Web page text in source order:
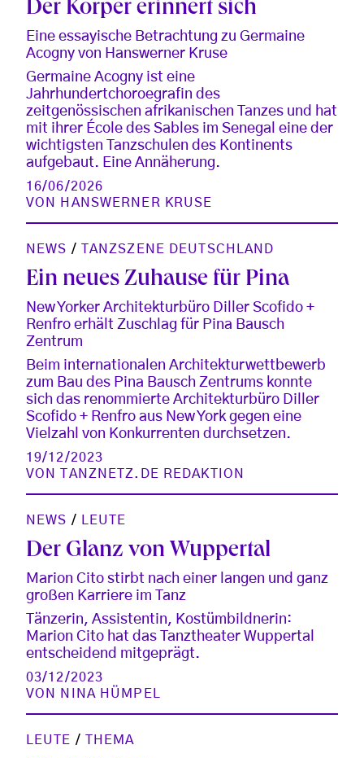
Der Körper erinnert sich
Eine essayische Betrachtung zu Germaine
Acogny von Hanswerner Kruse
Germaine Acogny ist eine
Jahrhundertchoroegrafin des
zeitgenössischen afrikanischen Tanzes und hat
mit ihrer École des Sables im Senegal eine der
wichtigsten Tanzschulen des Kontinents
aufgebaut. Eine Annäherung.
16/06/2026
VON
HANSWERNER KRUSE
NEWS / TANZSZENE DEUTSCHLAND
Ein neues Zuhause für Pina
New Yorker Architekturbüro Diller Scofido +
Renfro erhält Zuschlag für Pina Bausch
Zentrum
Beim internationalen Architekturwettbewerb
zum Bau des Pina Bausch Zentrums konnte
sich das renommierte Architekturbüro Diller
Scofido + Renfro aus New York gegen eine
Vielzahl von Konkurrenten durchsetzen.
19/12/2023
VON
TANZNETZ.DE REDAKTION
NEWS / LEUTE
Der Glanz von Wuppertal
Marion Cito stirbt nach einer langen und ganz
großen Karriere im Tanz
Tänzerin, Assistentin, Kostümbildnerin:
Marion Cito hat das Tanztheater Wuppertal
entscheidend mitgeprägt.
03/12/2023
VON
NINA HÜMPEL
LEUTE / THEMA